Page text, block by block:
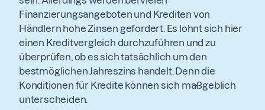
Finanzierungsangeboten und Krediten von
Händlern hohe Zinsen gefordert. Es lohnt sich hier
einen Kreditvergleich durchzuführen und zu
überprüfen, ob es sich tatsächlich um den
bestmöglichen Jahreszins handelt. Denn die
Konditionen für Kredite können sich maßgeblich
unterscheiden.